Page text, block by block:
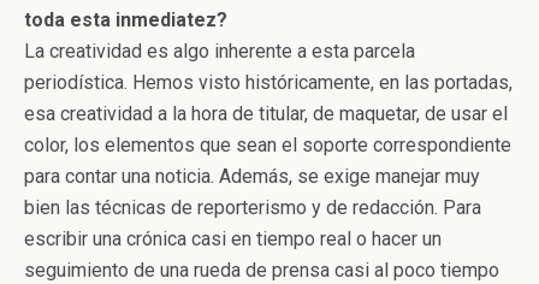
toda esta inmediatez?
La creatividad es algo inherente a esta parcela
periodística. Hemos visto históricamente, en las portadas,
esa creatividad a la hora de titular, de maquetar, de usar el
color, los elementos que sean el soporte correspondiente
para contar una noticia. Además, se exige manejar muy
bien las técnicas de reporterismo y de redacción. Para
escribir una crónica casi en tiempo real o hacer un
seguimiento de una rueda de prensa casi al poco tiempo